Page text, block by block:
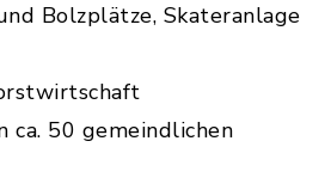
Bolzplätze, Skateranlage
ca. 50 gemeindlichen